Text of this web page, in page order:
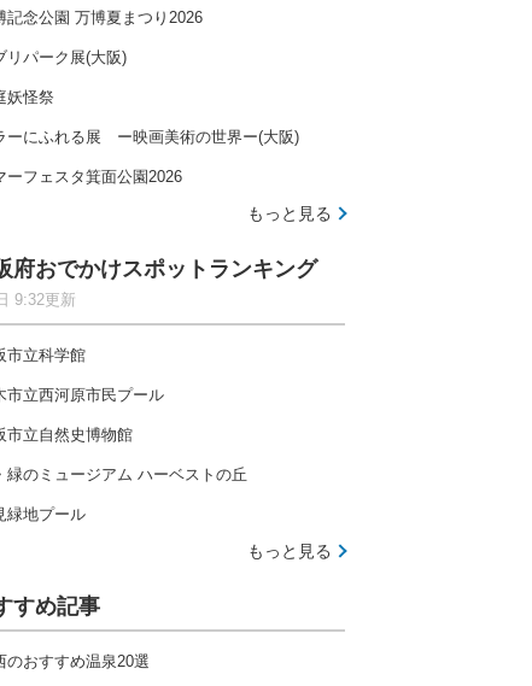
記念公園 万博夏まつり2026
リパーク展(大阪)
妖怪祭
ーにふれる展 ー映画美術の世界ー(大阪)
ーフェスタ箕面公園2026
もっと見る
府おでかけスポットランキング
9:32更新
市立科学館
市立西河原市民プール
市立自然史博物館
緑のミュージアム ハーベストの丘
緑地プール
もっと見る
すめ記事
のおすすめ温泉20選